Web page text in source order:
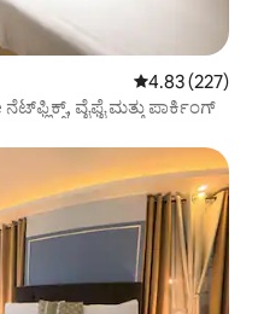
5 ರಲ್ಲಿ 4.83
4.83 (227)
ವೈಫೈ ಮತ್ತು ಪಾರ್ಕಿಂಗ್